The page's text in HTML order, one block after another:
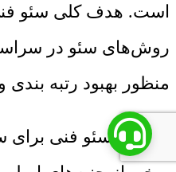
است. هدف کلی سئو
روش‌های سئو در
منظور بهبود رتبه
آموزش سئو فنی برای